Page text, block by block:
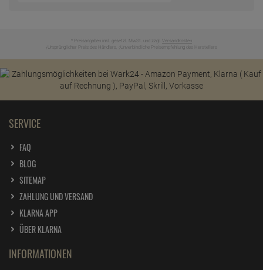
* Preisangaben inkl. gesetzl. MwSt. und zzgl. Versandkosten
Ursprünglicher Preis des Händlers, Unverbindliche Preisempfehlung des Herstellers
SERVICE
FAQ
BLOG
SITEMAP
ZAHLUNG UND VERSAND
KLARNA APP
ÜBER KLARNA
INFORMATIONEN